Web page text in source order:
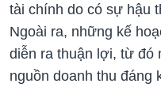
tài chính do có sự hậu
Ngoài ra, những kế
diễn ra thuận lợi, từ đó
nguồn doanh thu đáng